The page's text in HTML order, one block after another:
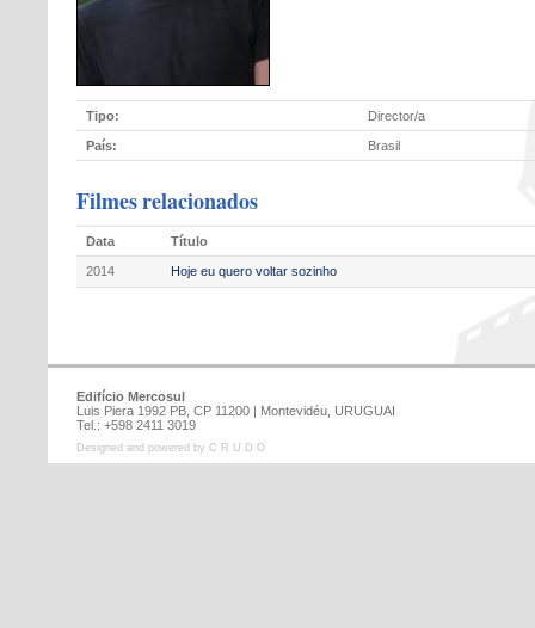
Tipo: Director/a
País: Brasil
Filmes relacionados
Data Título
2014 Hoje eu quero voltar sozinho
Edifício Mercosul
Luis Piera 1992 PB, CP 11200 | Montevidéu, URUGUAI
Tel.: +598 2411 3019
Designed and powered by C R U D O